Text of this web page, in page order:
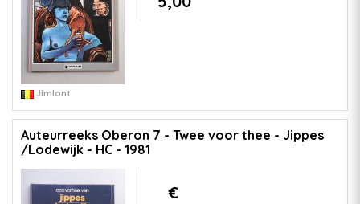
Jimlont
Auteurreeks Oberon 7 - Twee voor thee - Jippes
/Lodewijk - HC - 1981
€